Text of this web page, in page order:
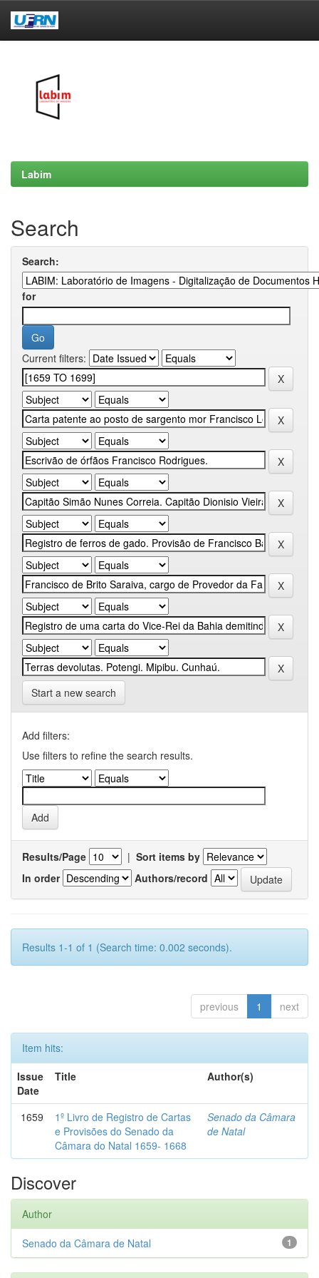
Labim
Search
Search:
for
Current filters:
Start a new search
Add filters:
Use filters to refine the search results.
Results/Page | Sort items by
In order
Authors/record
Results 1-1 of 1 (Search time: 0.002 seconds).
previous 1 next
Item hits:
Issue
Date
Title Author(s)
1659
1º Livro de Registro de Cartas
e Provisões do Senado da
Câmara do Natal 1659- 1668
Senado da Câmara
de Natal
Discover
Author
1
Senado da Câmara de Natal